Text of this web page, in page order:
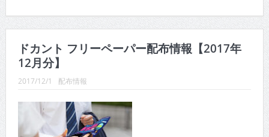
ドカント フリーペーパー配布情報【2017年
12月分】
2017/12/1 配布情報